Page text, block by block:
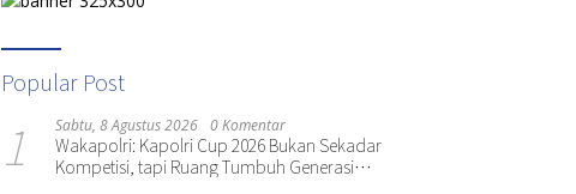
Popular Post
1 Sabtu, 8 Agustus 2026 0 Komentar
Wakapolri: Kapolri Cup 2026 Bukan Sekadar
Kompetisi, tapi Ruang Tumbuh Generasi